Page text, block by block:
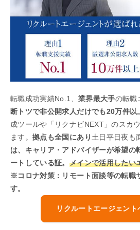
転職成功実績No.1、 業界最大手の転職
断トツで非公開求人だけでも20万件以
成ツールや「リクナビNEXT」のスカ
ます。拠点も全国にあり 土日平日夜も
は、キャリア・アドバイザーが希望の
ートしている証。 メインで活用したい
※コロナ対策：リモート面談等の転職
す。
リクルートエージェント